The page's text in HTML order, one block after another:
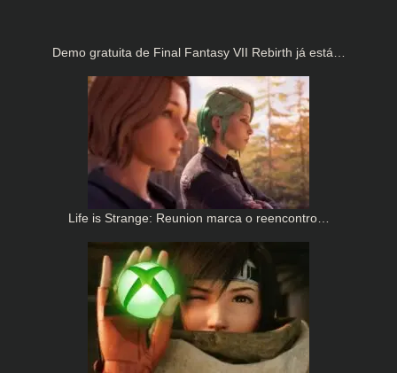
Demo gratuita de Final Fantasy VII Rebirth já está…
Life is Strange: Reunion marca o reencontro…